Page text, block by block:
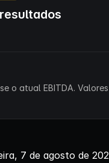
o atual EBITDA.
7 de agosto de